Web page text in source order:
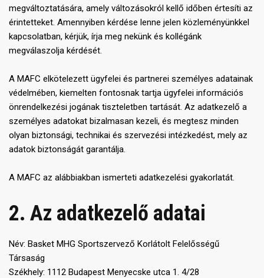
megváltoztatására, amely változásokról kellő időben értesíti az
érintetteket. Amennyiben kérdése lenne jelen közleményünkkel
kapcsolatban, kérjük, írja meg nekünk és kollégánk
megválaszolja kérdését.
A MAFC elkötelezett ügyfelei és partnerei személyes adatainak
védelmében, kiemelten fontosnak tartja ügyfelei információs
önrendelkezési jogának tiszteletben tartását. Az adatkezelő a
személyes adatokat bizalmasan kezeli, és megtesz minden
olyan biztonsági, technikai és szervezési intézkedést, mely az
adatok biztonságát garantálja.
A MAFC az alábbiakban ismerteti adatkezelési gyakorlatát.
2. Az adatkezelő adatai
Név: Basket MHG Sportszervező Korlátolt Felelősségű
Társaság
Székhely: 1112 Budapest Menyecske utca 1. 4/28